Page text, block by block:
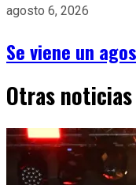
agosto 6, 2026
Se viene un
Otras noticias